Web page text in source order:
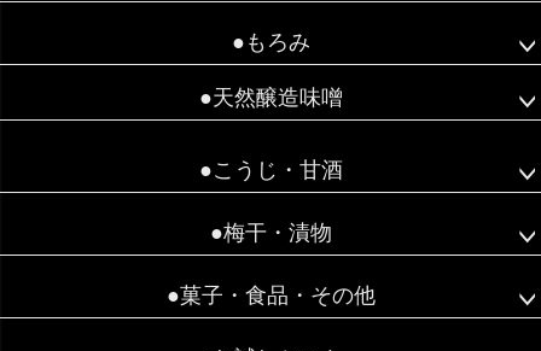
●もろみ
●天然醸造味噌
●こうじ・甘酒
●梅干・漬物
●菓子・食品・その他